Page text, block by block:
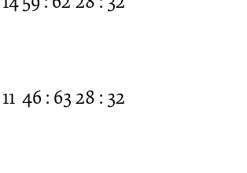
11 46 : 6328 : 32